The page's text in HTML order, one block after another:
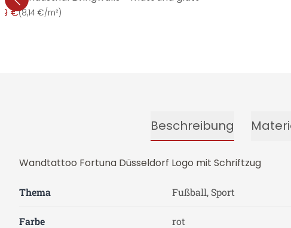
€(8,14 €/m²)
Beschreibung
Wandtattoo Fortuna Düsseldorf Logo mit Schriftzug
Thema Fußball, Sport
Farbe rot